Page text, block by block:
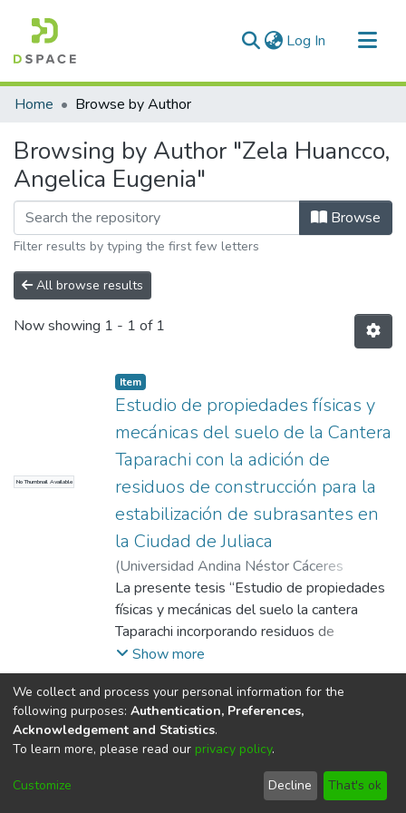
Log In (current)
Communities & Collections
Home Browse by Author
Browsing by Author "Zela Huancco,
Angelica Eugenia"
Browse
Filter results by typing the first few letters
All browse results
Now showing 1 - 1 of 1
No Thumbnail Available
Item
Estudio de propiedades físicas y
mecánicas del suelo de la Cantera
Taparachi con la adición de
residuos de construcción para la
estabilización de subrasantes en
la Ciudad de Juliaca
(Universidad Andina Néstor Cáceres
Velásquez,2024)Zela Huancco, Angelica
Eugenia;Yana Torres, Arnaldo;Universidad
Andina Néstor Cáceres Velásquez
La presente tesis “Estudio de propiedades
físicas y mecánicas del suelo la cantera
Taparachi incorporando residuos de
construcción con el fin estabilizar la
subrasante”, Una de las estrategias que se
emplean en la actualidad es la utilización de
materiales considerados basura
procedentes de los residuos de la
construcción, Debido a que las canteras
están siendo explotadas a un ritmo
acelerado, se utilizó esta tesis para evaluar
Show more
DSpace softwarecopyright © 2002-2026
Cookie
End User
Agreement
Send
Feedback
We collect and process your personal information for the
following purposes: Authentication, Preferences,
Acknowledgement and Statistics.
To learn more, please read our privacy policy.
Customize Decline That's ok